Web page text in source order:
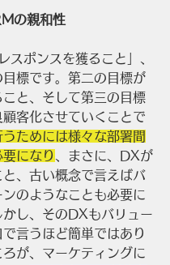
の親和性
ポンスを獲ること」、
目標です。第二の目標が
こと、そして第三の目標
客化させていくことで
うためには様々な部署間
になり、まさに、DXが
と、古い概念で言えばバ
ンのようなことも必要に
かし、そのDXもバリュー
言うほど簡単ではあり
が、マーケティングに